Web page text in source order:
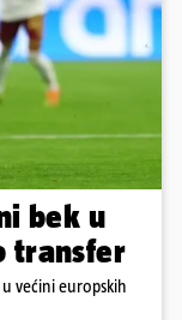
bek u
transfer
većini europskih